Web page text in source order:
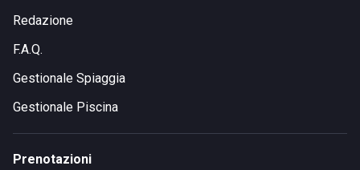
Redazione
F.A.Q.
Gestionale Spiaggia
Gestionale Piscina
Prenotazioni